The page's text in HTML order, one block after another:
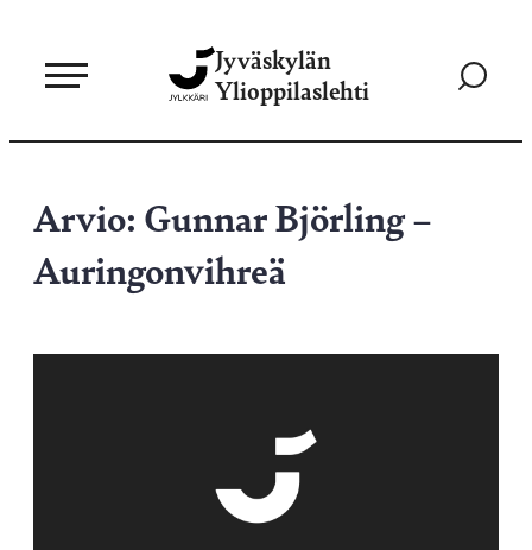
sisältöön
Jyväskylän
Ylioppilaslehti
Siirry
Arvio: Gunnar Björling –
Auringonvihreä